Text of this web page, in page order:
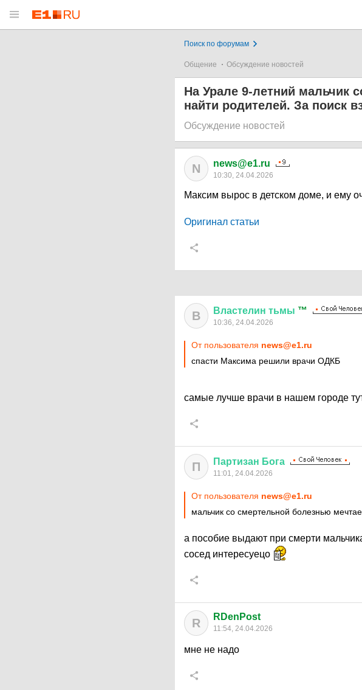
Поиск по форумам
Общение Обсуждение новостей
На Урале 9-летний мальчик
найти родителей. За поиск
Обсуждение новостей
N news@e1.ru
10:30, 24.04.2026
Максим вырос в детском доме, и ему
Оригинал статьи
В Властелин тьмы ™
10:36, 24.04.2026
От пользователя news@e1.ru
спасти Максима решили врачи ОДКБ
самые лучше врачи в нашем городе
П Партизан Бога
11:01, 24.04.2026
От пользователя news@e1.ru
мальчик со смертельной болезнью
а пособие выдают при смерти
сосед интересуецо
R RDenPost
11:54, 24.04.2026
мне не надо